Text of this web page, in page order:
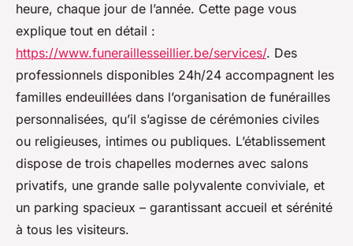
heure, chaque jour de l’année. Cette page vous
explique tout en détail :
https://www.funeraillesseillier.be/services/. Des
professionnels disponibles 24h/24 accompagnent les
familles endeuillées dans l’organisation de funérailles
personnalisées, qu’il s’agisse de cérémonies civiles
ou religieuses, intimes ou publiques. L’établissement
dispose de trois chapelles modernes avec salons
privatifs, une grande salle polyvalente conviviale, et
un parking spacieux – garantissant accueil et sérénité
à tous les visiteurs.